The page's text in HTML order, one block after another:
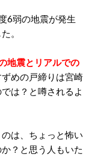
6弱の地震が発生
。
地震とリアルでの
めの戸締りは宮崎
は？と噂されるよ
は、ちょっと怖い
？と思う人もいた